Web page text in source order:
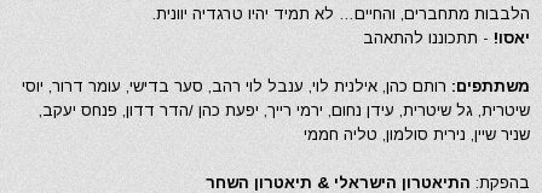
הלבבות מתחברים, והחיים… לא תמיד יהיו טרגדיה יוונית.
יאסו! - תתכוננו להתאהב
משתתפים: רותם כהן, אילנית לוי, ענבל לוי רהב, סער בדישי, עומר דרור, יוסי
שיטרית, גל שיטרית, עידן נחום, ירמי רייך, יפעת כהן /הדר דדון, פנחס יעקב,
שניר שיין, נירית סולמון, טליה חממי
בהפקת: התיאטרון הישראלי & תיאטרון השחר